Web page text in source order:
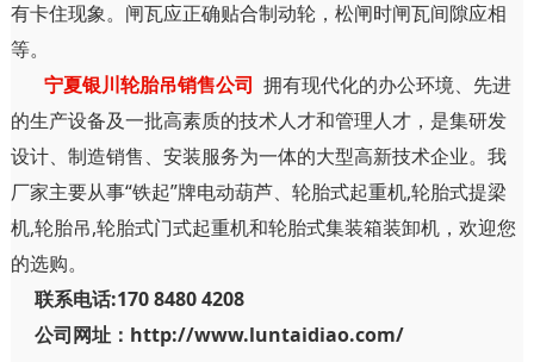
有卡住现象。闸瓦应正确贴合制动轮，松闸时闸瓦间隙应相
等。
宁夏银川轮胎吊销售公司 拥有现代化的办公环境、先进
的生产设备及一批高素质的技术人才和管理人才，是集研发
设计、制造销售、安装服务为一体的大型高新技术企业。我
厂家主要从事“铁起”牌电动葫芦、轮胎式起重机,轮胎式提梁
机,轮胎吊,轮胎式门式起重机和轮胎式集装箱装卸机，欢迎您
的选购。
联系电话:170 8480 4208
公司网址：http://www.luntaidiao.com/